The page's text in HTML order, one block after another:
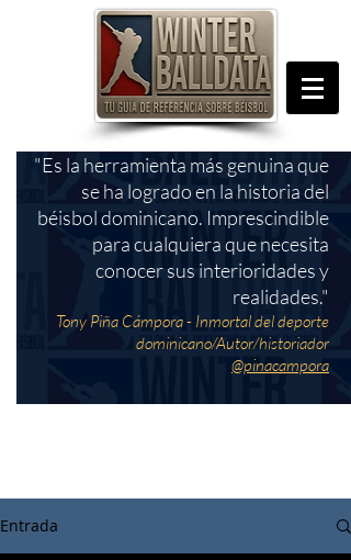
"Es la herramienta más genuina que
se ha logrado en la historia del
béisbol dominicano. Imprescindible
para cualquiera que necesita
conocer sus interioridades y
realidades."
Tony Piña Cámpora - Inmortal del deporte
dominicano/Autor/historiador
@pinacampora
Entrada